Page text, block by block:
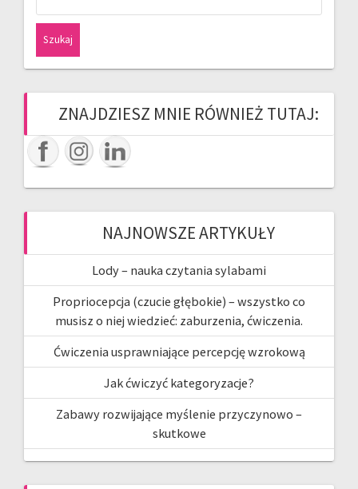
ZNAJDZIESZ MNIE RÓWNIEŻ TUTAJ:
NAJNOWSZE ARTYKUŁY
Lody – nauka czytania sylabami
Propriocepcja (czucie głębokie) – wszystko co
musisz o niej wiedzieć: zaburzenia, ćwiczenia.
Ćwiczenia usprawniające percepcję wzrokową
Jak ćwiczyć kategoryzacje?
Zabawy rozwijające myślenie przyczynowo –
skutkowe